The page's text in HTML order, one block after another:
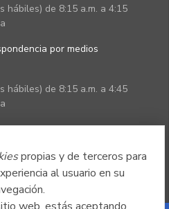
propias y de terceros para
al usuario en su
hábiles) de 8:15 a.m. a 4:15
por medios
hábiles) de 8:15 a.m. a 4:45